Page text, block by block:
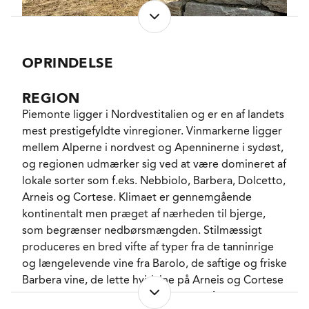
en cremet mousse og på en bund af dirrende frisk
citrus. En spumante som for hver ny årgang tager
blandt de bedste mousserende vine i Italien. Så
Contratto er et af Italiens historiske vinhuse og det
første, der producerede mousserende vine på
samme måde som i Champagne; Det italienerne i
dag kalder Metodo Classico. I 1993 kastede familien
bag handsken i ringen efter 126 års business og
solgte herligheden til byens berømte grappa
destillatør Carlo Bocchino, som nåede at bruge et
tocifret millionbeløb inden han indså at hans
bagland ikke brændte helt nok for projektet.
Det førte i 2007 til forhandlinger med Giorgio
Rivetti, den berømteste af brødrene fra La Spinetta
OPRINDELSE
REGION
Piemonte ligger i Nordvestitalien og er en af landets
mest prestigefyldte vinregioner. Vinmarkerne ligger
mellem Alperne i nordvest og Apenninerne i sydøst,
og regionen udmærker sig ved at være domineret af
lokale sorter som f.eks. Nebbiolo, Barbera, Dolcetto,
Arneis og Cortese. Klimaet er gennemgående
kontinentalt men præget af nærheden til bjerge,
som begrænser nedbørsmængden. Stilmæssigt
produceres en bred vifte af typer fra de tanninrige
og længelevende vine fra Barolo, de saftige og friske
Barbera vine, de lette hvidvine på Arneis og Cortese
samt de søde, mousserende fra Asti på Moscato. En